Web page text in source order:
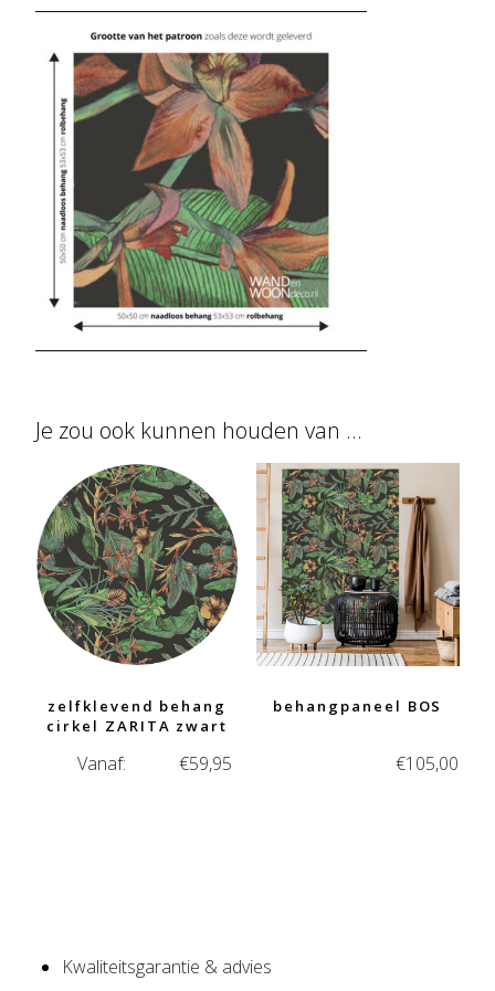
Je zou ook kunnen houden van …
zelfklevend behang
cirkel ZARITA zwart
Vanaf: €59,95
behangpaneel BOS
€105,00
Kwaliteitsgarantie & advies